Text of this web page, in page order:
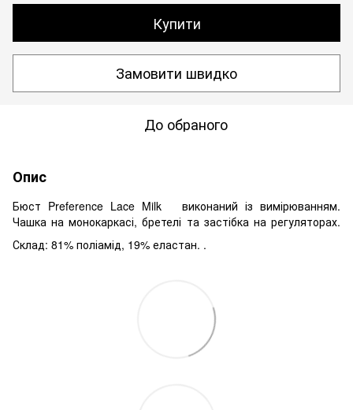
Купити
Замовити швидко
До обраного
Опис
Бюст Preference Lace Milk
виконаний із вимірюванням.
Чашка на монокаркасі, бретелі та застібка на регуляторах.
Склад: 81% поліамід, 19% еластан. .